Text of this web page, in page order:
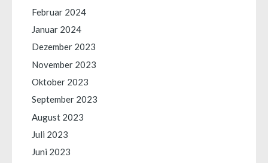
Februar 2024
Januar 2024
Dezember 2023
November 2023
Oktober 2023
September 2023
August 2023
Juli 2023
Juni 2023